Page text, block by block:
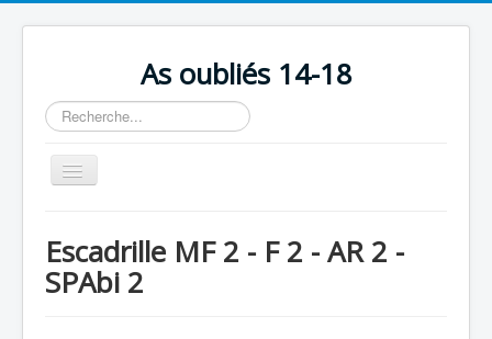
As oubliés 14-18
Rechercher
Basculer
la
Chronologie
Escadrilles
Escadrille MF 2 - F 2 - AR 2 -
SPAbi 2